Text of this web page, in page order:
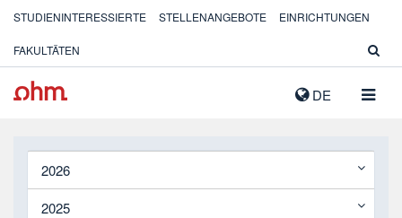
DE
STUDIENINTERESSIERTE STELLENANGEBOTE EINRICHTUNGEN
FAKULTÄTEN
2026
2025